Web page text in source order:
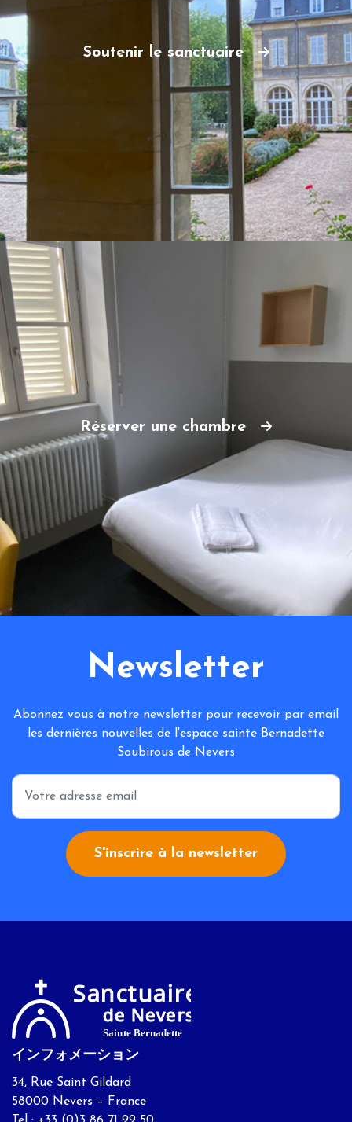
Soutenir le sanctuaire
Réserver une chambre
Newsletter
Abonnez vous à notre newsletter pour recevoir par email
les dernières nouvelles de l'espace sainte Bernadette
Soubirous de Nevers
*
S'inscrire à la newsletter
インフォメーション
34, Rue Saint Gildard
58000 Nevers – France